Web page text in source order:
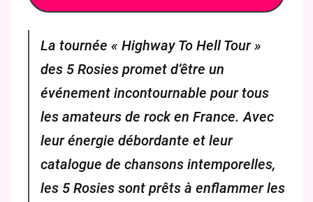
La tournée « Highway To Hell Tour »
des 5 Rosies promet d’être un
événement incontournable pour tous
les amateurs de rock en France. Avec
leur énergie débordante et leur
catalogue de chansons intemporelles,
les 5 Rosies sont prêts à enflammer les